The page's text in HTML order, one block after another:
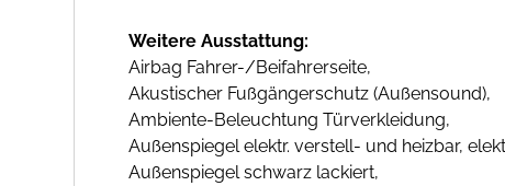
Weitere Ausstattung:
Airbag Fahrer-/Beifahrerseite,
Akustischer Fußgängerschutz (Außensound),
Ambiente-Beleuchtung Türverkleidung,
Außenspiegel elektr. verstell- und heizbar,
Außenspiegel schwarz lackiert,